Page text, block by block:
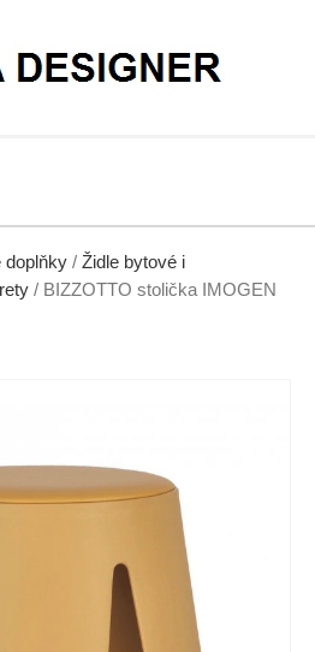
doplňky / Židle bytové i
/ BIZZOTTO stolička IMOGEN